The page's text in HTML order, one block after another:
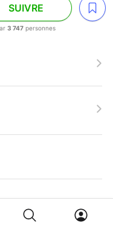
SUIVRE
3 747 personnes